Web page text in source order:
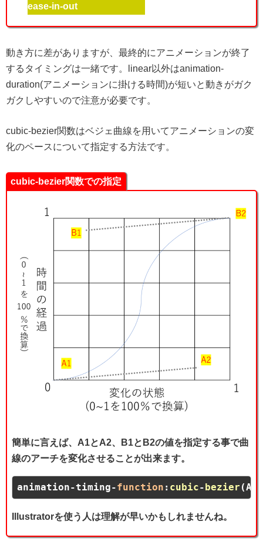
ease-in-out
動き方に差がありますが、最終的にアニメーションが終了
するタイミングは一緒です。linear以外はanimation-
duration(アニメーションに掛ける時間)が短いと動きがガク
ガクしやすいので注意が必要です。
cubic-bezier関数はベジェ曲線を用いてアニメーションの変
化のペースについて指定する方法です。
cubic-bezier関数での指定
簡単に言えば、A1とA2、B1とB2の値を指定する事で曲
線のアーチを変化させることが出来ます。
animation-timing-function : cubic-bezier
Illustratorを使う人は理解が早いかもしれませんね。